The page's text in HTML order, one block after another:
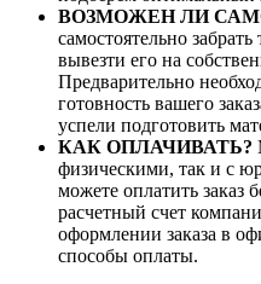
ВОЗМОЖЕН ЛИ
самостоятельно
вывезти его на
Предварительно
готовность вашего
успели подготовить
КАК ОПЛАЧИВАТЬ?
физическими, так и с
можете оплатить заказ
расчетный счет
оформлении заказа в
способы оплаты.